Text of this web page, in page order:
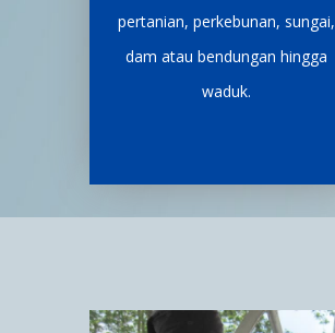
pertanian, perkebunan, sungai,
dam atau bendungan hingga
waduk.